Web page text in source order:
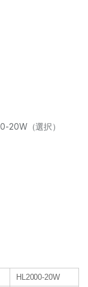
20W（選択）
HL2000-20W